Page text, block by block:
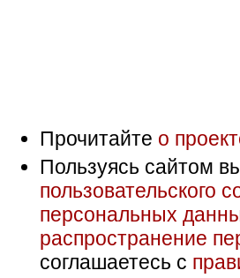
Прочитайте о
Пользуясь сайтом
пользовательского
персональных
распространение
соглашаетесь с